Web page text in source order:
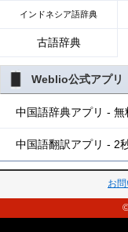
インドネシア語辞典
古語辞典
Weblio公式アプリ
中国語辞典アプリ -
中国語翻訳アプリ - 2
お